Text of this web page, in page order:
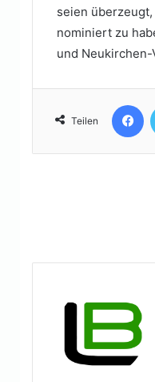
seien
nominiert zu
und Neukirchen-
Teilen